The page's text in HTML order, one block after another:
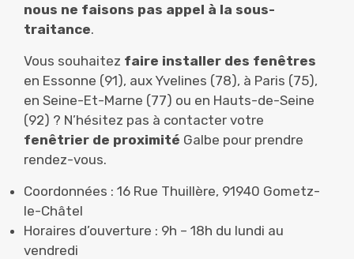
nous ne faisons pas appel à la sous-
traitance.
Vous souhaitez faire installer des fenêtres
en Essonne (91), aux Yvelines (78), à Paris (75),
en Seine-Et-Marne (77) ou en Hauts-de-Seine
(92) ? N’hésitez pas à contacter votre
fenêtrier de proximité Galbe pour prendre
rendez-vous.
Coordonnées : 16 Rue Thuillère, 91940 Gometz-
le-Châtel
Horaires d’ouverture : 9h – 18h du lundi au
vendredi